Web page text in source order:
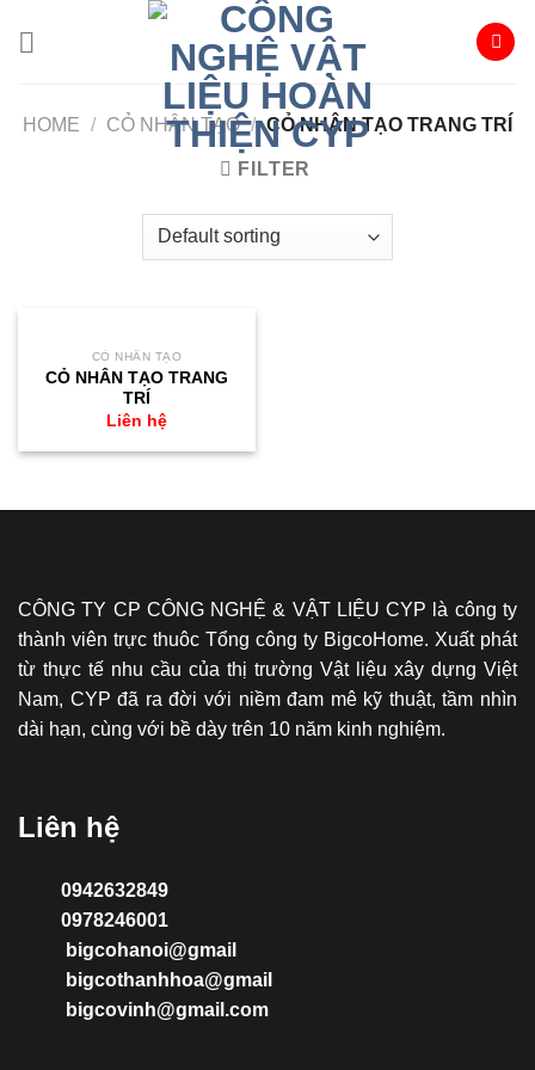
HOME / CỎ NHÂN TẠO / CỎ NHÂN TẠO TRANG TRÍ
FILTER
CỎ NHÂN TẠO
CỎ NHÂN TẠO TRANG
TRÍ
Liên hệ
CÔNG TY CP CÔNG NGHỆ & VẬT LIỆU CYP là công ty
thành viên trực thuôc Tổng công ty BigcoHome. Xuất phát
từ thực tế nhu cầu của thị trường Vật liệu xây dựng Việt
Nam, CYP đã ra đời với niềm đam mê kỹ thuật, tầm nhìn
dài hạn, cùng với bề dày trên 10 năm kinh nghiệm.
Liên hệ
0942632849
0978246001
bigcohanoi@gmail
bigcothanhhoa@gmail
bigcovinh@gmail.com